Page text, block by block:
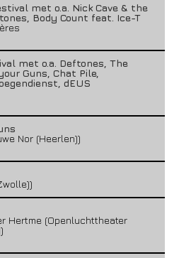
met o.a. Nick Cave & the
Body Count feat. Ice-T
met o.a. Deftones, The
Guns, Chat Pile,
dEUS
Nor (Heerlen))
Hertme (Openluchttheater